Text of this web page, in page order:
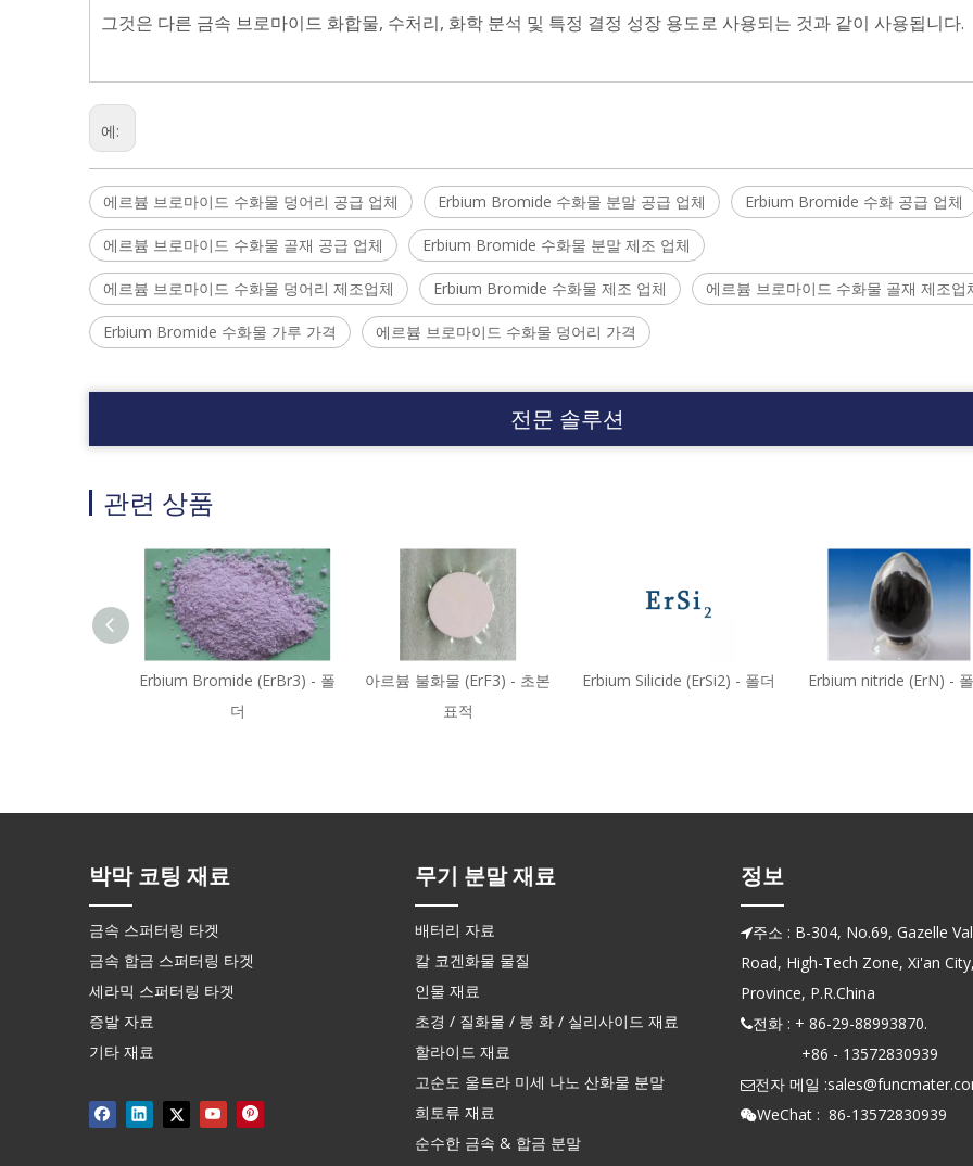
그것은 다른 금속 브로마이드 화합물, 수처리, 화학 분석 및 특정 결정 성장 용도로 사용되는 것과 같이 사용됩니다.
에:
에르븀 브로마이드 수화물 덩어리 공급 업체 Erbium Bromide 수화물 분말 공급 업체 Erbium Bromide 수화 공급 업체
에르븀 브로마이드 수화물 골재 공급 업체 Erbium Bromide 수화물 분말 제조 업체
에르븀 브로마이드 수화물 덩어리 제조업체 Erbium Bromide 수화물 제조 업체 에르븀 브로마이드 수화물 골재 제조업
Erbium Bromide 수화물 가루 가격 에르븀 브로마이드 수화물 덩어리 가격
전문 솔루션
관련 상품
Erbium Bromide (ErBr3) - 폴
더
아르븀 불화물 (ErF3) - 초본
표적
Erbium Silicide (ErSi2) - 폴더 Erbium nitride (ErN) -
박막 코팅 재료
금속 스퍼터링 타겟
금속 합금 스퍼터링 타겟
세라믹 스퍼터링 타겟
증발 자료
기타 재료
무기 분말 재료
배터리 자료
칼 코겐화물 물질
인물 재료
초경 / 질화물 / 붕 화 / 실리사이드 재료
할라이드 재료
고순도 울트라 미세 나노 산화물 분말
희토류 재료
순수한 금속 & 합금 분말
정보
주소 : B-304, No.69, Gazelle
Road, High-Tech Zone, Xi'an
Province, P.R.China
전화 : + 86-29-88993870.
+86 - 13572830939
전자 메일 :
WeChat : 86-13572830939